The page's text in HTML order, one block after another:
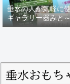
垂水の人が気軽に
ギャラリー器みと
月のイベン